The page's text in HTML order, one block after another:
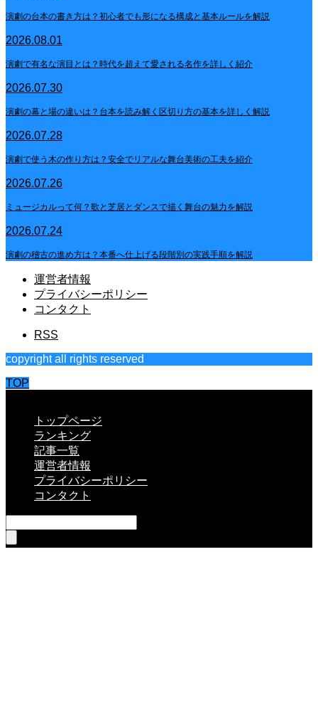
演劇の台本の書き方は？初心者でも形になる構成と基本ルールを解説
2026.08.01
演劇で有名な演目とは？時代を超えて愛される名作を詳しく紹介
2026.07.30
演劇の幕と場の違いは？台本を読み解く区切り方の基本を詳しく解説
2026.07.28
演劇で使う木の作り方は？安全でリアルな舞台美術の工夫を紹介
2026.07.26
ミュージカルって何？歌と芝居とダンスで描く舞台の魅力を解説
2026.07.24
演劇の稽古の進め方は？本番へ仕上げる段階別の実践手順を解説
運営者情報
プライバシーポリシー
コンタクト
RSS
copyright all rights reserved
TOP
トップページ
ランキング
記事一覧
運営者情報
プライバシーポリシー
コンタクト